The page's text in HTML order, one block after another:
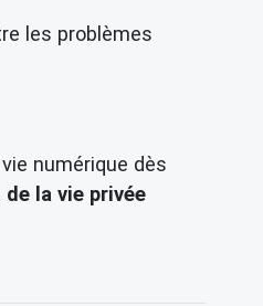
les problèmes
numérique dès
la vie privée